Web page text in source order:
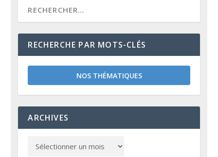
RECHERCHE PAR MOTS-CLÉS
NOS THÉMATIQUES
ARCHIVES